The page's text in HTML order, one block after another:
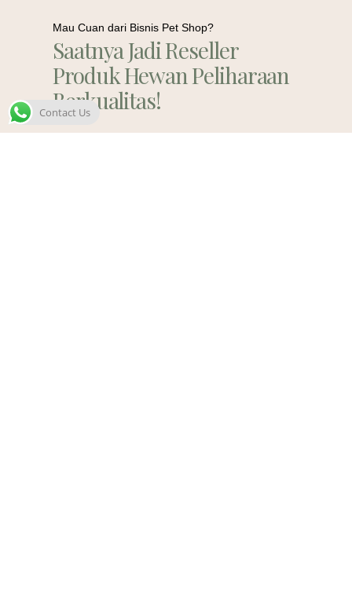
Mau Cuan dari Bisnis Pet Shop?
Saatnya Jadi Reseller
Produk Hewan Peliharaan
Berkualitas!
Contact Us